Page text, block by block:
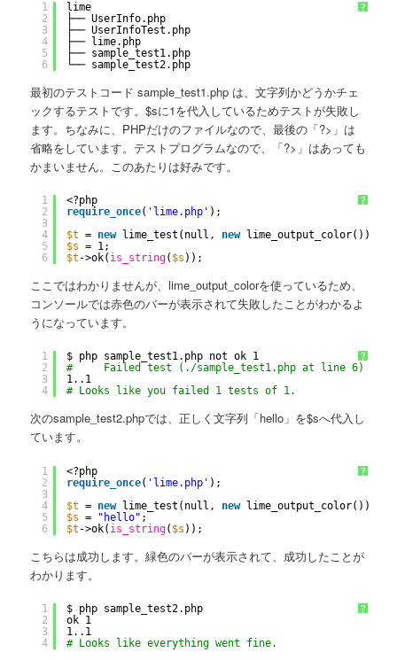
?
1
2
3
4
5
6
lime
├── UserInfo.php
├── UserInfoTest.php
├── lime.php
├── sample_test1.php
└── sample_test2.php
最初のテストコード sample_test1.php は、文字列かどうかチェ
ックするテストです。$sに1を代入しているためテストが失敗し
ます。ちなみに、PHPだけのファイルなので、最後の「?>」は
省略をしています。テストプログラムなので、「?>」はあっても
かまいません。このあたりは好みです。
?
1
2
3
4
5
6
<?php
require_once( 'lime.php' );
$t = new lime_test(null, new
lime_output_color());
$s = 1;
$t ->ok( is_string( $s ));
ここではわかりませんが、lime_output_colorを使っているため、
コンソールでは赤色のバーが表示されて失敗したことがわかるよ
うになっています。
?
1
2
3
4
$ php sample_test1.php not ok 1
#     Failed test (./sample_test1.php at line 6)
1..1
# Looks like you failed 1
次のsample_test2.phpでは、正しく文字列「hello」を$sへ代入し
ています。
?
1
2
3
4
5
6
<?php
require_once( 'lime.php' );
$t = new lime_test(null, new lime_output_color());
$s = "hello" ;
$t ->ok( is_string( $s ));
こちらは成功します。緑色のバーが表示されて、成功したことが
わかります。
?
1
2
3
4
$ php sample_test2.php
ok 1
1..1
# Looks like everything